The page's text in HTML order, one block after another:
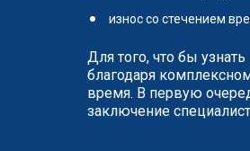
износ со стечением
Для того, что бы
благодаря
время. В первую
заключение